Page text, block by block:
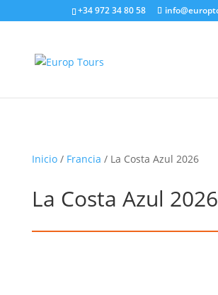
+34 972 34 80 58
Inicio/ Francia / La Costa Azul 2026
La Costa Azul 2026